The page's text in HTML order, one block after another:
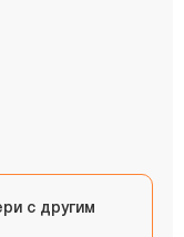
с другим